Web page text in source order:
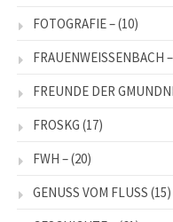
FOTOGRAFIE –(10)
FRAUENWEISSENBACH –
FREUNDE DER
FROSKG (17)
FWH –(20)
GENUSS VOM FLUSS (15)